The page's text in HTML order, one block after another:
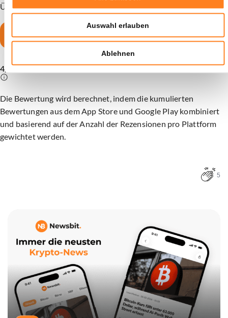
Auswahl erlauben
Ablehnen
Über 1,5 Millionen Nutzer vertrauen bereits auf Bitvavo.
15 XRP sichern
Sie werden weitergeleitet zu
4,5
Die Bewertung wird berechnet, indem die kumulierten
Bewertungen aus dem App Store und Google Play kombiniert
und basierend auf der Anzahl der Rezensionen pro Plattform
gewichtet werden.
5